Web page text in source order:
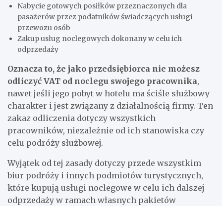
Nabycie gotowych posiłków przeznaczonych dla
pasażerów przez podatników świadczących usługi
przewozu osób
Zakup usług noclegowych dokonany w celu ich
odprzedaży
Oznacza to, że jako przedsiębiorca nie możesz
odliczyć VAT od noclegu swojego pracownika,
nawet jeśli jego pobyt w hotelu ma ściśle służbowy
charakter i jest związany z działalnością firmy. Ten
zakaz odliczenia dotyczy wszystkich
pracowników, niezależnie od ich stanowiska czy
celu podróży służbowej.
Wyjątek od tej zasady dotyczy przede wszystkim
biur podróży i innych podmiotów turystycznych,
które kupują usługi noclegowe w celu ich dalszej
odprzedaży w ramach własnych pakietów